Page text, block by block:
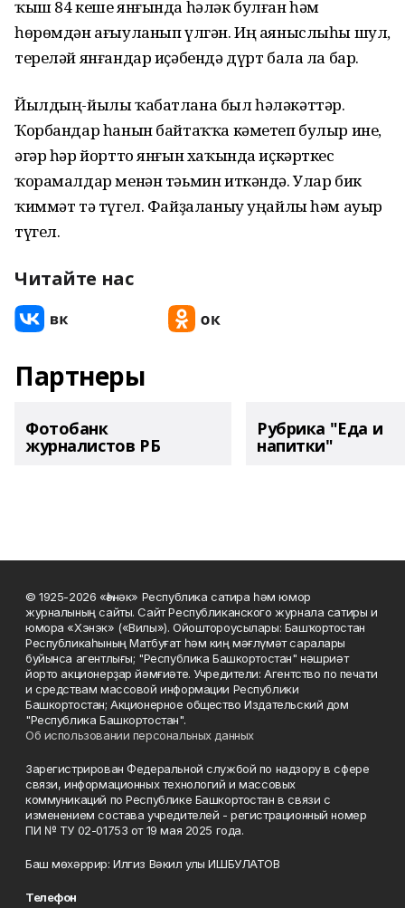
ҡыш 84 кеше янғында һәләк булған һәм
һөрөмдән ағыуланып үлгән. Иң аяныслыһы шул,
тереләй янғандар иҫәбендә дүрт бала ла бар.
Йылдың-йылы ҡабатлана был һәләкәттәр.
Ҡорбандар һанын байтаҡҡа кәметеп булыр ине,
әгәр һәр йортто янғын хаҡында иҫкәрткес
ҡорамалдар менән тәьмин иткәндә. Улар бик
ҡиммәт тә түгел. Файҙаланыу уңайлы һәм ауыр
түгел.
Читайте нас
Партнеры
Фотобанк
журналистов РБ
Рубрика "Еда и
напитки"
© 1925-2026 «Һәнәк» Республика сатира һәм юмор
журналының сайты. Сайт Республиканского журнала сатиры и
юмора «Хэнэк» («Вилы»). Ойоштороусылары: Башҡортостан
Республикаһының Матбуғат һәм киң мәғлүмәт саралары
буйынса агентлығы; "Республика Башкортостан" нәшриәт
йорто акционерҙар йәмғиәте. Учредители: Агентство по печати
и средствам массовой информации Республики
Башкортостан; Акционерное общество Издательский дом
"Республика Башкортостан".
Об использовании персональных данных
Зарегистрирован Федеральной службой по надзору в сфере
связи, информационных технологий и массовых
коммуникаций по Республике Башкортостан в связи с
изменением состава учредителей - регистрационный номер
ПИ № ТУ 02-01753 от 19 мая 2025 года.
Баш мөхәррир: Илгиз Вәкил улы ИШБУЛАТОВ
Телефон